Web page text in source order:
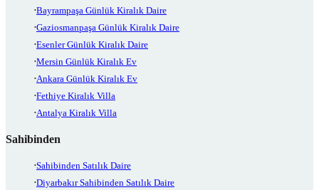
Bayrampaşa Günlük Kiralık Daire
Gaziosmanpaşa Günlük Kiralık Daire
Esenler Günlük Kiralık Daire
Mersin Günlük Kiralık Ev
Ankara Günlük Kiralık Ev
Fethiye Kiralık Villa
Antalya Kiralık Villa
Sahibinden
Sahibinden Satılık Daire
Diyarbakır Sahibinden Satılık Daire